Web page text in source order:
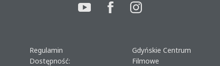
Regulamin
Dostępność:
Gdyńskie Centrum
Filmowe